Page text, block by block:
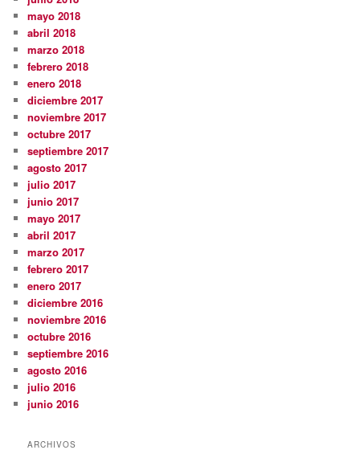
mayo 2018
abril 2018
marzo 2018
febrero 2018
enero 2018
diciembre 2017
noviembre 2017
octubre 2017
septiembre 2017
agosto 2017
julio 2017
junio 2017
mayo 2017
abril 2017
marzo 2017
febrero 2017
enero 2017
diciembre 2016
noviembre 2016
octubre 2016
septiembre 2016
agosto 2016
julio 2016
junio 2016
ARCHIVOS